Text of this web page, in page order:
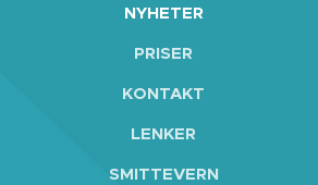
NYHETER
PRISER
KONTAKT
LENKER
SMITTEVERN